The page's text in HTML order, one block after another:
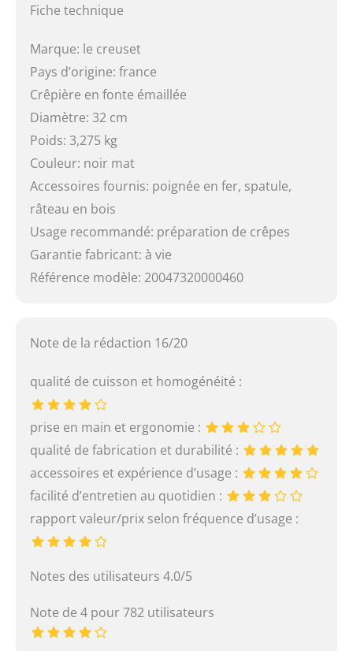
Fiche technique
Marque: le creuset
Pays d’origine: france
Crêpière en fonte émaillée
Diamètre: 32 cm
Poids: 3,275 kg
Couleur: noir mat
Accessoires fournis: poignée en fer, spatule,
râteau en bois
Usage recommandé: préparation de crêpes
Garantie fabricant: à vie
Référence modèle: 20047320000460
Note de la rédaction 16/20
qualité de cuisson et homogénéité :
prise en main et ergonomie :
qualité de fabrication et durabilité :
accessoires et expérience d’usage :
facilité d’entretien au quotidien :
rapport valeur/prix selon fréquence d’usage :
Notes des utilisateurs 4.0/5
Note de 4 pour 782 utilisateurs